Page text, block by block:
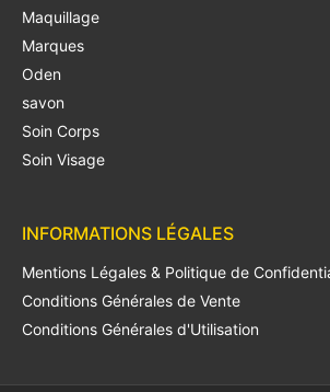
Maquillage
Marques
Oden
savon
Soin Corps
Soin Visage
INFORMATIONS LÉGALES
Mentions Légales & Politique de
Conditions Générales de Vente
Conditions Générales d'Utilisation